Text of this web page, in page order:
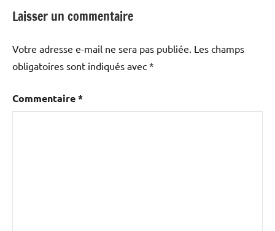
Laisser un commentaire
Votre adresse e-mail ne sera pas publiée. Les champs
obligatoires sont indiqués avec *
Commentaire*